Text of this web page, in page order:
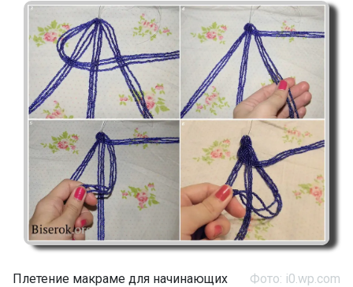
Плетение макраме для начинающих Фото: i0.wp.com